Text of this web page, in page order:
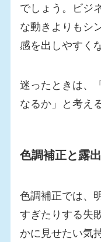
でしょう。ビジ
な動きよりもシ
感を出しやすく
迷ったときは、
なるか」と考え
色調補正と露
色調補正では、
すぎたりする失
かに見せたい気